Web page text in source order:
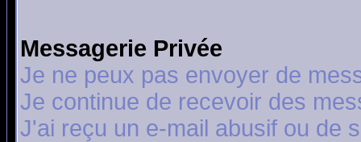
Messagerie Privée
Je ne peux pas envoyer de
Je continue de recevoir des
J'ai reçu un e-mail abusif ou de